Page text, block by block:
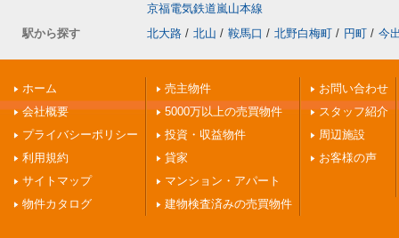
京福電気鉄道嵐山本線
駅から探す
北大路 / 北山 / 鞍馬口 / 北野白梅町 / 円町 / 今
ホーム
会社概要
プライバシーポリシー
利用規約
サイトマップ
物件カタログ
売主物件
5000万以上の売買物件
投資・収益物件
貸家
マンション・アパート
建物検査済みの売買物件
お問い合わせ
スタッフ紹介
周辺施設
お客様の声